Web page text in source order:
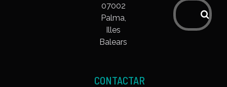
07002
Palma,
Illes
Balears
CONTACTAR
Buscar: